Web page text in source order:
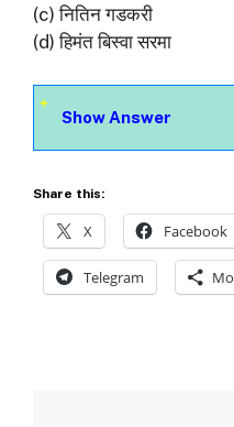
(c) नितिन गडकरी
(d) हिमंत बिस्वा सरमा
Show Answer
Share this:
X Facebook
Telegram